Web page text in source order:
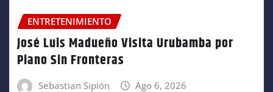
ENTRETENIMIENTO
José Luis Madueño Visita Urubamba por
Piano Sin Fronteras
Sebastian Sipión Ago 6, 2026